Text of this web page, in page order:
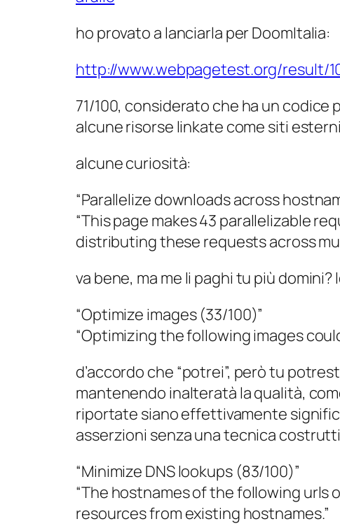
ho provato a lanciarla per DoomItalia:
http://www.webpagetest.org/result/
71/100, considerato che ha un
alcune risorse linkate come siti
alcune curiosità:
“Parallelize downloads across
“This page makes 43 parallelizable
distributing these requests across
va bene, ma me li paghi tu più domini?
“Optimize images (33/100)”
“Optimizing the following images
d’accordo che “potrei”, però tu
mantenendo inalteratà la qualità,
riportate siano effettivamente
asserzioni senza una tecnica
“Minimize DNS lookups (83/100)”
“The hostnames of the following urls
resources from existing hostnames.”